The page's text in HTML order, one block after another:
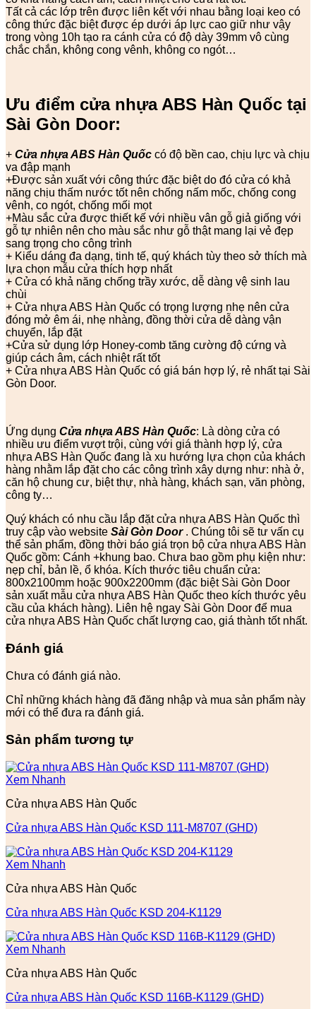
Tất cả các lớp trên được liên kết với nhau bằng loại keo có
công thức đặc biệt được ép dưới áp lực cao giữ như vậy
trong vòng 10h tạo ra cánh cửa có độ dày 39mm vô cùng
chắc chắn, không cong vênh, không co ngót…
Ưu điểm cửa nhựa ABS Hàn Quốc tại
Sài Gòn Door:
+ Cửa nhựa ABS Hàn Quốc có độ bền cao, chịu lực và chịu
va đập mạnh
+Được sản xuất với công thức đặc biệt do đó cửa có khả
năng chịu thấm nước tốt nên chống nấm mốc, chống cong
vênh, co ngót, chống mối mọt
+Màu sắc cửa được thiết kế với nhiều vân gỗ giả giống với
gỗ tự nhiên nên cho màu sắc như gỗ thật mang lại vẻ đẹp
sang trọng cho công trình
+ Kiểu dáng đa dạng, tinh tế, quý khách tùy theo sở thích mà
lựa chọn mẫu cửa thích hợp nhất
+ Cửa có khả năng chống trầy xước, dễ dàng vệ sinh lau
chùi
+ Cửa nhựa ABS Hàn Quốc có trọng lượng nhẹ nên cửa
đóng mở êm ái, nhẹ nhàng, đồng thời cửa dễ dàng vận
chuyển, lắp đặt
+Cửa sử dụng lớp Honey-comb tăng cường độ cứng và
giúp cách âm, cách nhiệt rất tốt
+ Cửa nhựa ABS Hàn Quốc có giá bán hợp lý, rẻ nhất tại Sài
Gòn Door.
Ứng dụng Cửa nhựa ABS Hàn Quốc: Là dòng cửa có
nhiều ưu điểm vượt trội, cùng với giá thành hợp lý, cửa
nhựa ABS Hàn Quốc đang là xu hướng lựa chọn của khách
hàng nhằm lắp đặt cho các công trình xây dựng như: nhà ở,
căn hộ chung cư, biệt thự, nhà hàng, khách sạn, văn phòng,
công ty…
Quý khách có nhu cầu lắp đặt cửa nhựa ABS Hàn Quốc thì
truy cập vào website Sài Gòn Door. Chúng tôi sẽ tư vấn cụ
thể sản phẩm, đồng thời báo giá trọn bộ cửa nhựa ABS Hàn
Quốc gồm: Cánh +khung bao. Chưa bao gồm phụ kiện như:
nẹp chỉ, bản lề, ổ khóa. Kích thước tiêu chuẩn cửa:
800x2100mm hoặc 900x2200mm (đặc biệt Sài Gòn Door
sản xuất mẫu cửa nhựa ABS Hàn Quốc theo kích thước yêu
cầu của khách hàng). Liên hệ ngay Sài Gòn Door để mua
cửa nhựa ABS Hàn Quốc chất lượng cao, giá thành tốt nhất.
Đánh giá
Chưa có đánh giá nào.
Chỉ những khách hàng đã đăng nhập và mua sản phẩm này
mới có thể đưa ra đánh giá.
Sản phẩm tương tự
Xem Nhanh
Cửa nhựa ABS Hàn Quốc
Cửa nhựa ABS Hàn Quốc KSD 111-M8707 (GHD)
Xem Nhanh
Cửa nhựa ABS Hàn Quốc
Cửa nhựa ABS Hàn Quốc KSD 204-K1129
Xem Nhanh
Cửa nhựa ABS Hàn Quốc
Cửa nhựa ABS Hàn Quốc KSD 116B-K1129 (GHD)